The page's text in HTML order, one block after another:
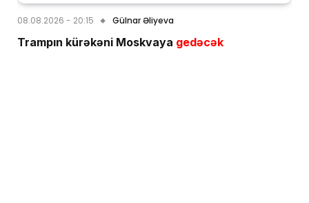
08.08.2026 - 20:15 Gülnar Əliyeva
Trampın kürəkəni Moskvaya gedəcək